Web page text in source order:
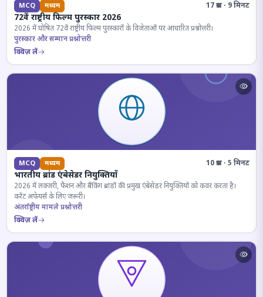
MCQ मध्यम 17 प्रश्न · 9 मिनट
72वें राष्ट्रीय फिल्म पुरस्कार 2026
2026 में घोषित 72वें राष्ट्रीय फिल्म पुरस्कारों के विजेताओं पर आधारित प्रश्नोत्तरी।
पुरस्कार और सम्मान प्रश्नोत्तरी
क्विज़ लें
MCQ मध्यम 10 प्रश्न · 5 मिनट
भारतीय ब्रांड एंबेसेडर नियुक्तियाँ
2026 में लक्जरी, फैशन और बैंकिंग ब्रांडों की प्रमुख एंबेसेडर नियुक्तियों को कवर करता है।
करेंट अफेयर्स के लिए जरूरी।
अंतर्राष्ट्रीय मामले प्रश्नोत्तरी
क्विज़ लें